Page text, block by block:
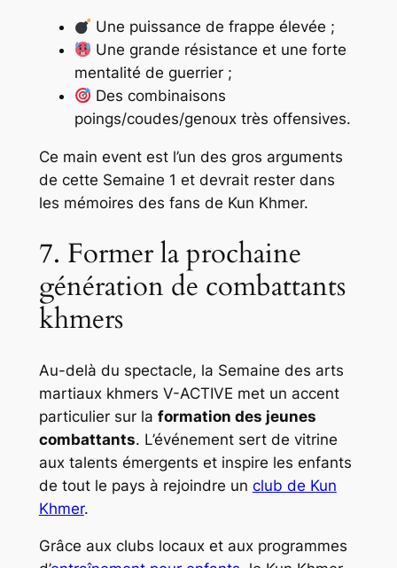
Une puissance de frappe élevée ;
Une grande résistance et une forte
mentalité de guerrier ;
Des combinaisons
poings/coudes/genoux très offensives.
Ce main event est l’un des gros arguments
de cette Semaine 1 et devrait rester dans
les mémoires des fans de Kun Khmer.
7. Former la prochaine
génération de combattants
khmers
Au-delà du spectacle, la Semaine des arts
martiaux khmers V-ACTIVE met un accent
particulier sur la formation des jeunes
combattants. L’événement sert de vitrine
aux talents émergents et inspire les enfants
de tout le pays à rejoindre un club de Kun
Khmer.
Grâce aux clubs locaux et aux programmes